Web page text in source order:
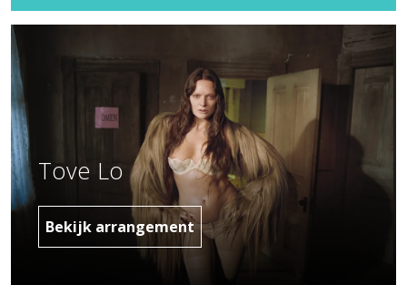
Tove Lo
Bekijk arrangement